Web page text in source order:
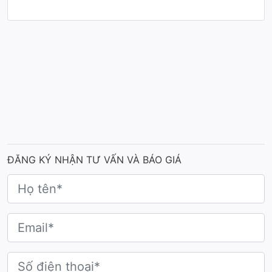
đẳng cấp, bộ cúp được thiết kế với 3 sắc màu
chủ đạo, tương ứng với từng vị trí danh hiệu:
+ Quán quân:
trưng cho chiến thắng, danh vọng và hào quang rực
rỡ.
Bạc ánh kim hiện đại: Tông bạc sáng
mang đến vẻ đẹp thanh lịch, tinh khiết, đại diện cho sự
nỗ lực không ngừng nghỉ và tài năng vượt trội. Hiệu
ĐĂNG KÝ NHẬN TƯ VẤN VÀ BÁO GIÁ